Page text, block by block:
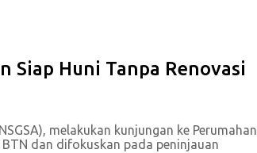
Siap Huni Tanpa Renovasi
melakukan kunjungan ke Perumahan
dan difokuskan pada peninjauan